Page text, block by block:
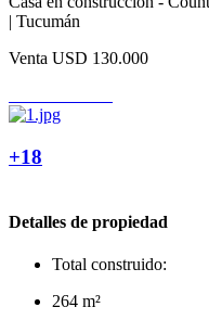
| Tucumán
Venta USD 130.000
+18
Detalles de propiedad
Total construido:
264 m²